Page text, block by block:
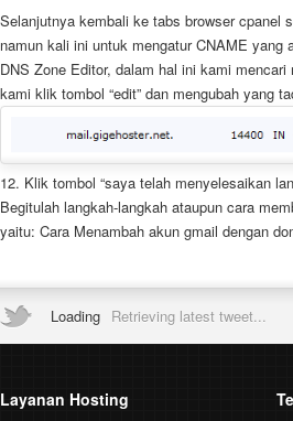
Selanjutnya kembali ke tabs browser cpanel
namun kali ini untuk mengatur CNAME
DNS Zone Editor, dalam hal ini kami
kami klik tombol “edit” dan mengubah yang
12. Klik tombol “saya telah menyelesaikan
Begitulah langkah-langkah ataupun cara
yaitu: Cara Menambah akun gmail dengan
Loading Retrieving latest tweet...
Layanan Hosting